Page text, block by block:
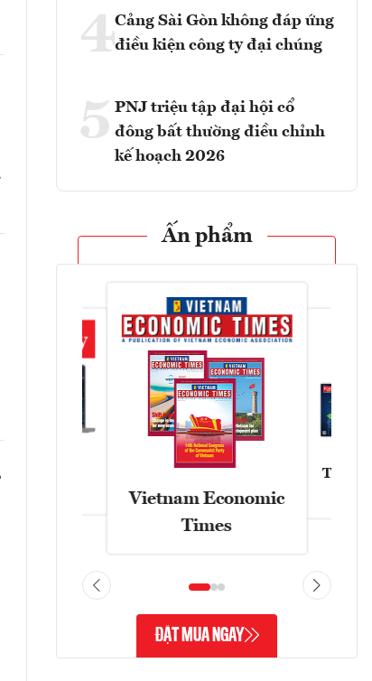
4Cảng Sài Gòn không đáp ứng
điều kiện công ty đại chúng
5 PNJ triệu tập đại hội cổ
đông bất thường điều chỉnh
kế hoạch 2026
Ấn phẩm
Vietnam Economic
Times
Tạp
ĐẶT MUA NGAY